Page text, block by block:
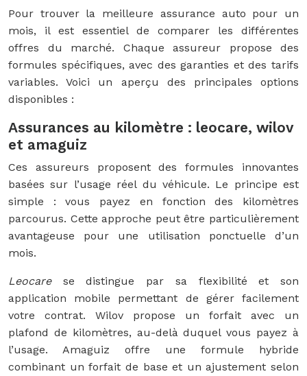
Pour trouver la meilleure assurance auto pour un
mois, il est essentiel de comparer les différentes
offres du marché. Chaque assureur propose des
formules spécifiques, avec des garanties et des tarifs
variables. Voici un aperçu des principales options
disponibles :
Assurances au kilomètre : leocare, wilov
et amaguiz
Ces assureurs proposent des formules innovantes
basées sur l’usage réel du véhicule. Le principe est
simple : vous payez en fonction des kilomètres
parcourus. Cette approche peut être particulièrement
avantageuse pour une utilisation ponctuelle d’un
mois.
Leocare se distingue par sa flexibilité et son
application mobile permettant de gérer facilement
votre contrat. Wilov propose un forfait avec un
plafond de kilomètres, au-delà duquel vous payez à
l’usage. Amaguiz offre une formule hybride
combinant un forfait de base et un ajustement selon